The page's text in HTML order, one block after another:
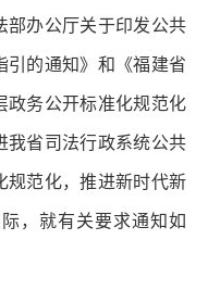
部办公厅关于印发公共
引的通知》和《福建省
政务公开标准化规范化
我省司法行政系统公共
规范化，推进新时代新
，就有关要求通知如